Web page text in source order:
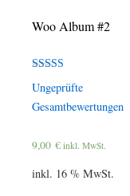
Woo Album #2
mit
4.00
von 5
Ungeprüfte
Gesamtbewertungen
9,00 € inkl. MwSt.
inkl. 16 % MwSt.